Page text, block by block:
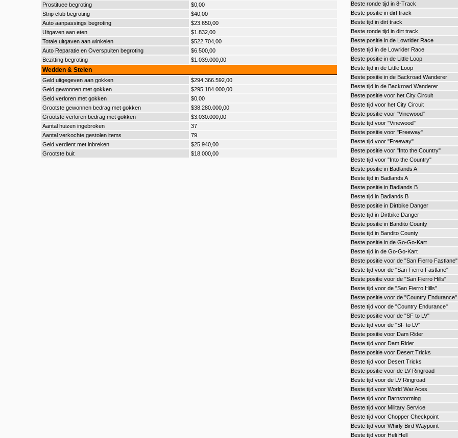
Prostituee begroting
$0,00
Strip club begroting
$40,00
Auto aanpassings begroting
$23.650,00
Uitgaven aan eten
$1.832,00
Totale uitgaven aan winkelen
$522.704,00
Auto Reparatie en Overspuiten begroting
$6.500,00
Bezitting begroting
$1.039.000,00
Wedden & Stelen
Geld uitgegeven aan gokken
$294.366.592,00
Geld gewonnen met gokken
$295.184.000,00
Geld verloren met gokken
$0,00
Grootste gewonnen bedrag met gokken
$38.280.000,00
Grootste verloren bedrag met gokken
$3.030.000,00
Aantal huizen ingebroken
37
Aantal verkochte gestolen items
79
Geld verdient met inbreken
$25.940,00
Grootste buit
$18.000,00
Beste ronde tijd in 8-Track
Beste positie in dirt track
Beste tijd in dirt track
Beste ronde tijd in dirt track
Beste positie in de Lowrider Race
Beste tijd in de Lowrider Race
Beste positie in de Little Loop
Beste tijd in de Little Loop
Beste positie in de Backroad Wanderer
Beste tijd in de Backroad Wanderer
Beste positie voor het City Circuit
Beste tijd voor het City Circuit
Beste positie voor "Vinewood"
Beste tijd voor "Vinewood"
Beste positie voor "Freeway"
Beste tijd voor "Freeway"
Beste positie voor "Into the Country"
Beste tijd voor "Into the Country"
Beste positie in Badlands A
Beste tijd in Badlands A
Beste positie in Badlands B
Beste tijd in Badlands B
Beste positie in Dirtbike Danger
Beste tijd in Dirtbike Danger
Beste positie in Bandito County
Beste tijd in Bandito County
Beste positie in de Go-Go-Kart
Beste tijd in de Go-Go-Kart
Beste positie voor de "San Fierro Fastlane"
Beste tijd voor de "San Fierro Fastlane"
Beste positie voor de "San Fierro Hills"
Beste tijd voor de "San Fierro Hills"
Beste positie voor de "Country Endurance"
Beste tijd voor de "Country Endurance"
Beste positie voor de "SF to LV"
Beste tijd voor de "SF to LV"
Beste positie voor Dam Rider
Beste tijd voor Dam Rider
Beste positie voor Desert Tricks
Beste tijd voor Desert Tricks
Beste positie voor de LV Ringroad
Beste tijd voor de LV Ringroad
Beste tijd voor World War Aces
Beste tijd voor Barnstorming
Beste tijd voor Military Service
Beste tijd voor Chopper Checkpoint
Beste tijd voor Whirly Bird Waypoint
Beste tijd voor Heli Hell